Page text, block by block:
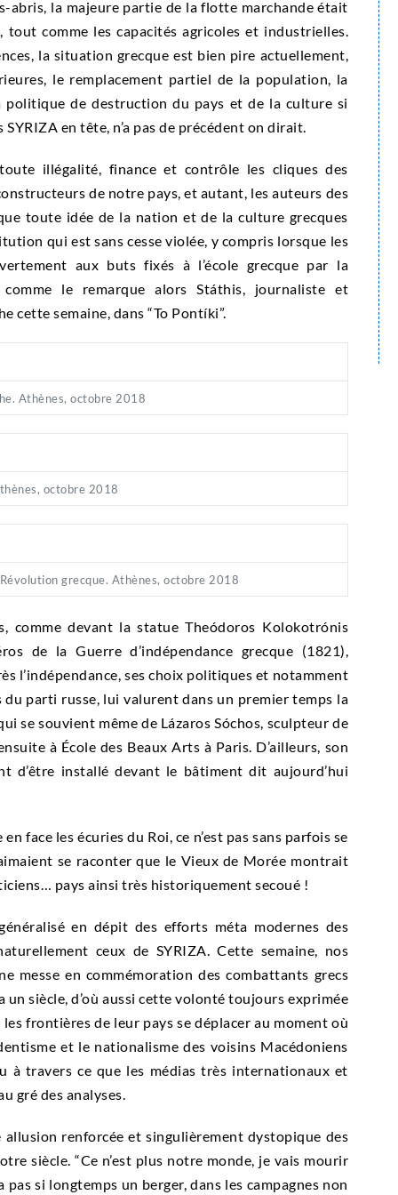
abris, la majeure partie de la flotte marchande était
comme les capacités agricoles et industrielles.
la situation grecque est bien pire actuellement,
le remplacement partiel de la population, la
de destruction du pays et de la culture si
en tête, n’a pas de précédent on dirait.
illégalité, finance et contrôle les cliques des
de notre pays, et autant, les auteurs des
toute idée de la nation et de la culture grecques
qui est sans cesse violée, y compris lorsque les
aux buts fixés à l’école grecque par la
le remarque alors Státhis, journaliste et
cette semaine, dans “To Pontíki”.
Athènes, octobre 2018
octobre 2018
grecque. Athènes, octobre 2018
comme devant la statue Theódoros Kolokotrónis
de la Guerre d’indépendance grecque (1821),
l’indépendance, ses choix politiques et notamment
parti russe, lui valurent dans un premier temps la
se souvient même de Lázaros Sóchos, sculpteur de
à École des Beaux Arts à Paris. D’ailleurs, son
d’être installé devant le bâtiment dit aujourd’hui
face les écuries du Roi, ce n’est pas sans parfois se
se raconter que le Vieux de Morée montrait
pays ainsi très historiquement secoué !
en dépit des efforts méta modernes des
ceux de SYRIZA. Cette semaine, nos
messe en commémoration des combattants grecs
siècle, d’où aussi cette volonté toujours exprimée
frontières de leur pays se déplacer au moment où
et le nationalisme des voisins Macédoniens
à travers ce que les médias très internationaux et
gré des analyses.
renforcée et singulièrement dystopique des
siècle. “Ce n’est plus notre monde, je vais mourir
si longtemps un berger, dans les campagnes non